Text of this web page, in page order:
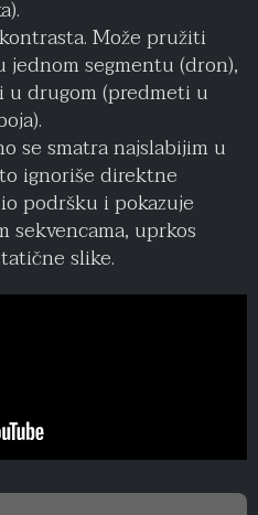
Može pružiti
segmentu (dron),
drugom (predmeti u
se smatra najslabijim u
ignoriše direktne
podršku i pokazuje
uprkos
slike.